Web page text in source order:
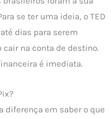
se ter uma ideia, o TED
dias para serem
na conta de destino.
é imediata.
diferença em saber o que